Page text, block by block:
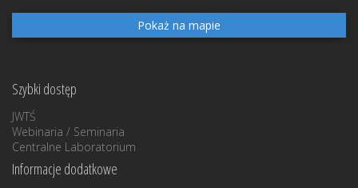
Pokaż na mapie
Szybki dostęp
JWTŚ
Webinaria / Seminaria
Centralne Laboratorium
Informacje dodatkowe